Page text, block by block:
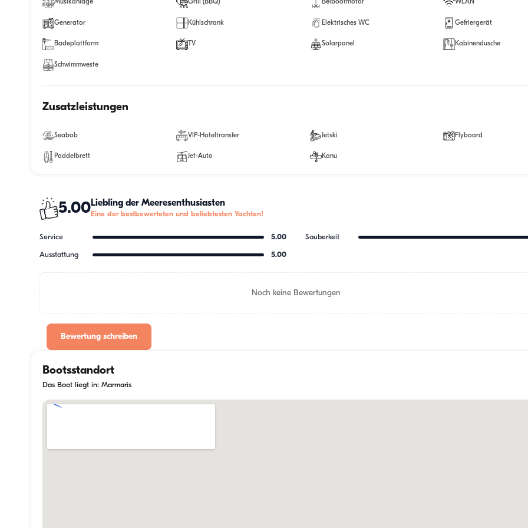
Musikanlage Grill (BBQ) Beibootmotor WLAN
Generator Kühlschrank Elektrisches WC Gefriergerät
Badeplattform TV Solarpanel Kabinendusche
Schwimmweste
Zusatzleistungen
Seabob VIP-Hoteltransfer Jetski Flyboard
Paddelbrett Jet-Auto Kanu
5.00Liebling der Meeresenthusiasten
Eine der bestbewerteten und beliebtesten Yachten!
Service 5.00 Sauberkeit
Ausstattung 5.00
Noch keine Bewertungen
Bewertung schreiben
Bootsstandort
Das Boot liegt in: Marmaris